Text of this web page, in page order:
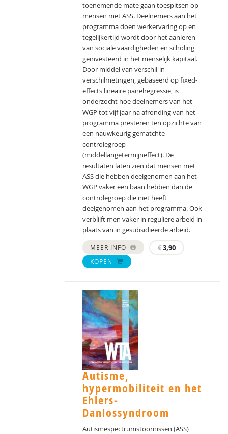
toenemende mate gaan toespitsen op
mensen met ASS. Deelnemers aan het
programma doen werkervaring op en
tegelijkertijd wordt door het aanleren
van sociale vaardigheden en scholing
geïnvesteerd in het menselijk kapitaal.
Door middel van verschil-in-
verschilmetingen, gebaseerd op fixed-
effects lineaire panelregressie, is
onderzocht hoe deelnemers van het
WGP tot vijf jaar na afronding van het
programma presteren ten opzichte van
een nauwkeurig gematchte
controlegroep
(middellangetermijneffect). De
resultaten laten zien dat mensen met
ASS die hebben deelgenomen aan het
WGP vaker een baan hebben dan de
controlegroep die niet heeft
deelgenomen aan het programma. Ook
verblijft men vaker in reguliere arbeid in
plaats van in gesubsidieerde arbeid.
MEER INFO €3,90
KOPEN
Autisme,
hypermobiliteit en het
Ehlers-
Danlossyndroom
Autismespectrumstoornissen (ASS)